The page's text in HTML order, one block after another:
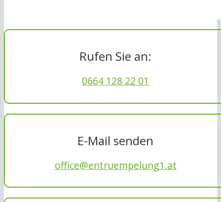
Rufen Sie an:
0664 128 22 01
E-Mail senden
office@entruempelung1.at